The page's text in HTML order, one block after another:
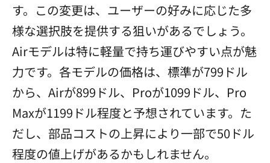
す。この変更は、ユーザーの好みに応じた多
様な選択肢を提供する狙いがあるでしょう。
Airモデルは特に軽量で持ち運びやすい点が魅
力です。各モデルの価格は、標準が799ドル
から、Airが899ドル、Proが1099ドル、Pro
Maxが1199ドル程度と予想されています。た
だし、部品コストの上昇により一部で50ドル
程度の値上げがあるかもしれません。